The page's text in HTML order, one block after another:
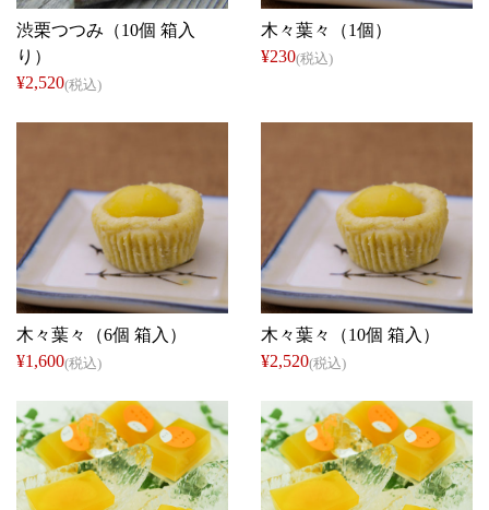
渋栗つつみ（10個 箱入
り）
¥2,520(税込)
木々葉々（1個）
¥230(税込)
仁太郎
木々葉々（6個 箱入）
¥1,600(税込)
仁太郎
木々葉々（10個 箱入）
¥2,520(税込)